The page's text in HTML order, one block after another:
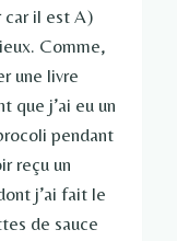
car il est A)
Comme,
une livre
que j’ai eu un
pendant
reçu un
j’ai fait le
de sauce